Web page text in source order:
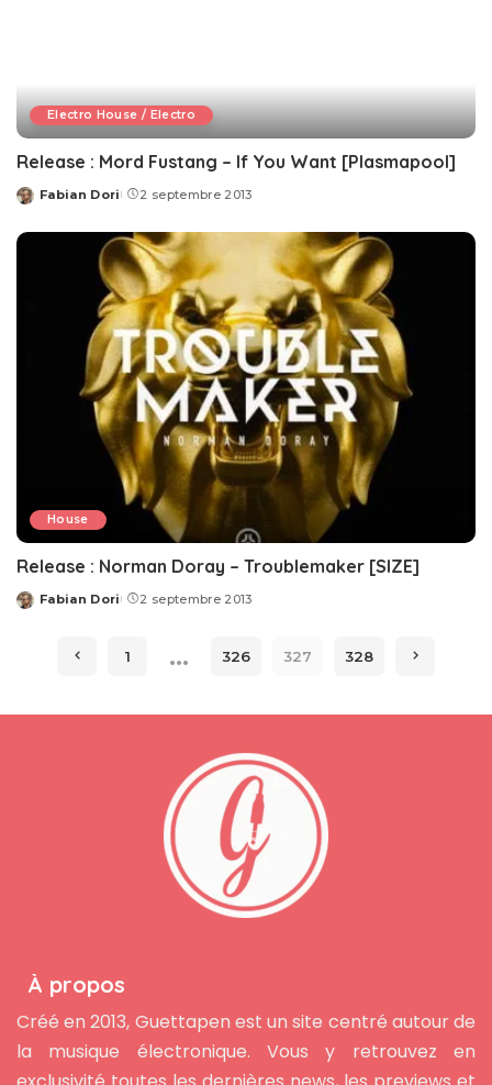
Electro House / Electro
Release : Mord Fustang – If You Want [Plasmapool]
Posted
Fabian Dori 2 septembre 2013
House
Release : Norman Doray – Troublemaker [SIZE]
Posted
Fabian Dori 2 septembre 2013
1 … 326 327 328
À propos
Créé en 2013, Guettapen est un site centré autour de
la musique électronique. Vous y retrouvez en